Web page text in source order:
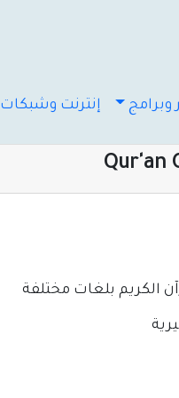
وبرامج إنترنت وشبكات
الكريم بلغات مختلفة